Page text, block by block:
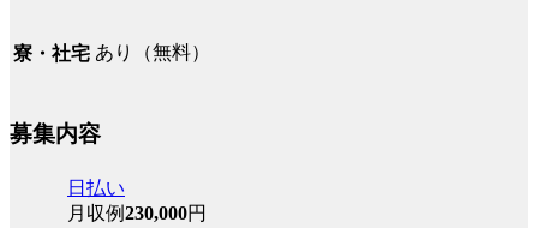
寮・社宅 あり（無料）
募集内容
日払い
月収例230,000円